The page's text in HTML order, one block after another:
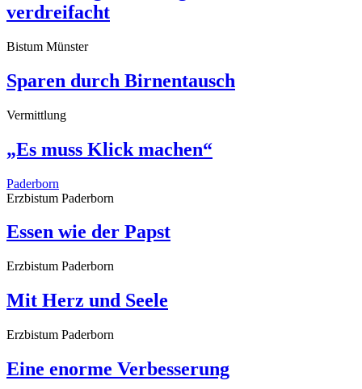
verdreifacht
Bistum Münster
Sparen durch Birnentausch
Vermittlung
„Es muss Klick machen“
Paderborn
Erzbistum Paderborn
Essen wie der Papst
Erzbistum Paderborn
Mit Herz und Seele
Erzbistum Paderborn
Eine enorme Verbesserung